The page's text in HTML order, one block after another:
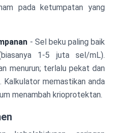
pada ketumpatan yang
- Sel beku paling baik
1-5 juta sel/mL).
menurun; terlalu pekat dan
Kalkulator memastikan anda
menambah krioprotektan.